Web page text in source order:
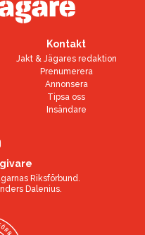
Kontakt
Jakt & Jägares redaktion
Prenumerera
Annonsera
Tipsa oss
Insändare
Riksförbund.
Dalenius.